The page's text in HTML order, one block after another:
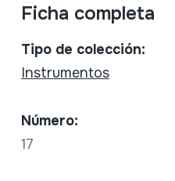
Ficha completa
Tipo de colección:
Instrumentos
Número:
17